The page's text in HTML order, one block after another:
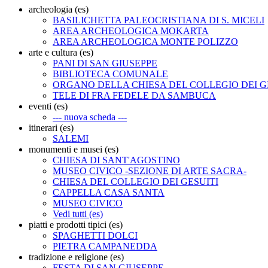
archeologia (es)
BASILICHETTA PALEOCRISTIANA DI S. MICELI
AREA ARCHEOLOGICA MOKARTA
AREA ARCHEOLOGICA MONTE POLIZZO
arte e cultura (es)
PANI DI SAN GIUSEPPE
BIBLIOTECA COMUNALE
ORGANO DELLA CHIESA DEL COLLEGIO DEI
TELE DI FRA FEDELE DA SAMBUCA
eventi (es)
--- nuova scheda ---
itinerari (es)
SALEMI
monumenti e musei (es)
CHIESA DI SANT'AGOSTINO
MUSEO CIVICO -SEZIONE DI ARTE SACRA-
CHIESA DEL COLLEGIO DEI GESUITI
CAPPELLA CASA SANTA
MUSEO CIVICO
Vedi tutti (es)
piatti e prodotti tipici (es)
SPAGHETTI DOLCI
PIETRA CAMPANEDDA
tradizione e religione (es)